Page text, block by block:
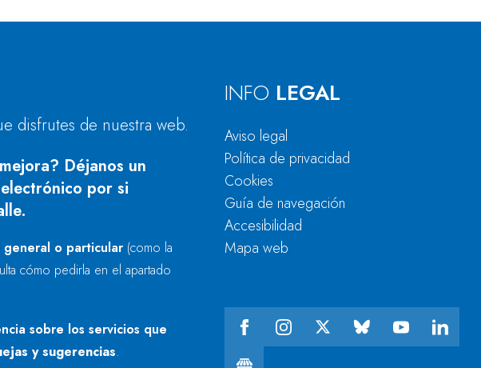
disfrutes de nuestra web.
Déjanos un
por si
general o particular (como la
cómo pedirla en el apartado
sobre los servicios que
y sugerencias.
INFO LEGAL
Aviso legal
Política de privacidad
Cookies
Guía de navegación
Accesibilidad
Mapa web